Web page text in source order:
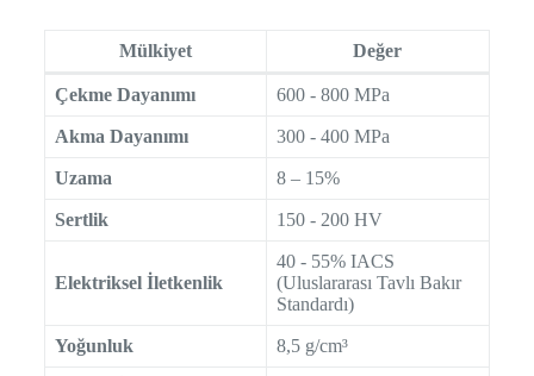
Mülkiyet Değer
Çekme Dayanımı 600 - 800 MPa
Akma Dayanımı 300 - 400 MPa
Uzama 8 – 15%
Sertlik 150 - 200 HV
Elektriksel İletkenlik
40 - 55% IACS
(Uluslararası Tavlı Bakır
Standardı)
Yoğunluk 8,5 g/cm³